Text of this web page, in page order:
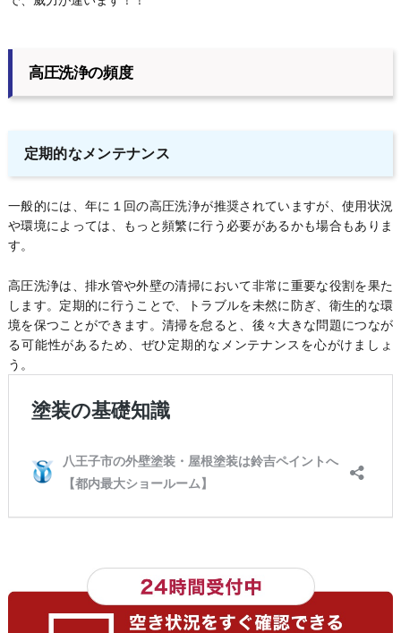
高圧洗浄の頻度
定期的なメンテナンス
一般的には、年に１回の高圧洗浄が推奨されていますが、使用状況
や環境によっては、もっと頻繁に行う必要があるかも場合もありま
す。
高圧洗浄は、排水管や外壁の清掃において非常に重要な役割を果た
します。定期的に行うことで、トラブルを未然に防ぎ、衛生的な環
境を保つことができます。清掃を怠ると、後々大きな問題につなが
る可能性があるため、ぜひ定期的なメンテナンスを心がけましょ
う。